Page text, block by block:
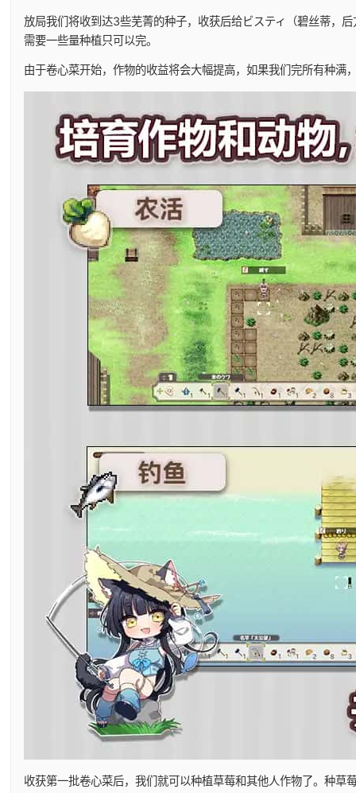
放局我们将收到达3些芜菁的种子，收获后给ビスティ（碧丝蒂，
需要一些量种植只可以完。
由于卷心菜开始，作物的收益将会大幅提高，如果我们完所有种
收获第一批卷心菜后，我们就可以种植草莓和其他人作物了。种